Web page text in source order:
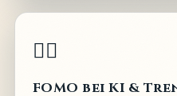
😮‍💨
FOMO bei KI &